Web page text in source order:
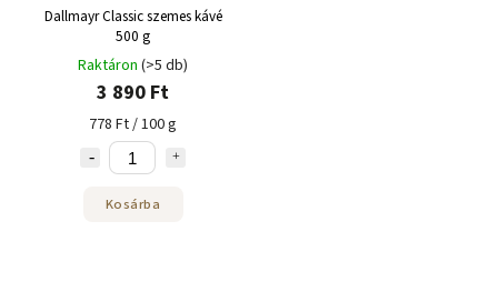
Dallmayr Classic szemes kávé
500 g
Raktáron (>5 db)
3 890 Ft
778 Ft / 100 g
Kosárba